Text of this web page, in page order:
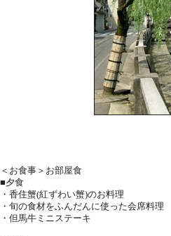
＜お食事＞お部屋食
■夕食
・香住蟹(紅ずわい蟹)のお料理
・旬の食材をふんだんに使った会席料理
・但馬牛ミニステーキ